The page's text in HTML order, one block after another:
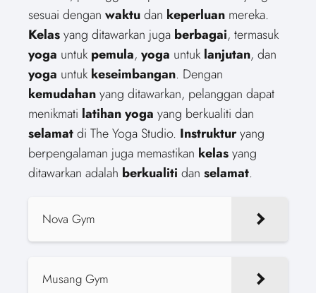
sesuai dengan waktudan keperluan mereka.
Kelasyang ditawarkan juga berbagai, termasuk
yoga untuk pemula, yoga untuk lanjutan, dan
yoga untuk keseimbangan. Dengan
kemudahanyang ditawarkan, pelanggan dapat
menikmati latihan yoga yang berkualiti dan
selamatdi The Yoga Studio. Instrukturyang
berpengalaman juga memastikan kelasyang
ditawarkan adalah berkualiti dan selamat.
Nova Gym
Musang Gym